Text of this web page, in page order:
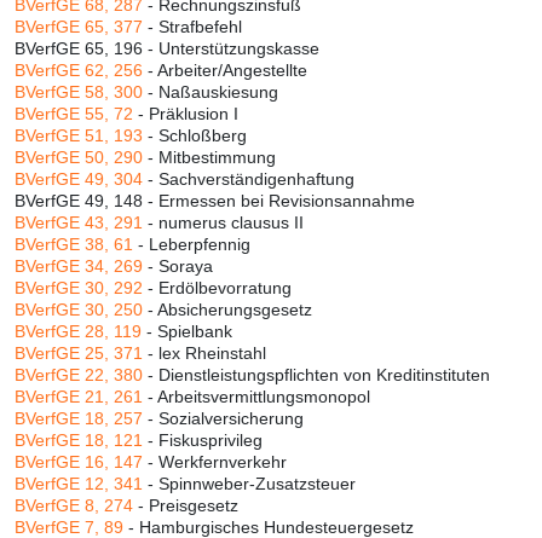
BVerfGE 68, 287 - Rechnungszinsfuß
BVerfGE 65, 377 - Strafbefehl
BVerfGE 65, 196 - Unterstützungskasse
BVerfGE 62, 256 - Arbeiter/Angestellte
BVerfGE 58, 300 - Naßauskiesung
BVerfGE 55, 72 - Präklusion I
BVerfGE 51, 193 - Schloßberg
BVerfGE 50, 290 - Mitbestimmung
BVerfGE 49, 304 - Sachverständigenhaftung
BVerfGE 49, 148 - Ermessen bei Revisionsannahme
BVerfGE 43, 291 - numerus clausus II
BVerfGE 38, 61 - Leberpfennig
BVerfGE 34, 269 - Soraya
BVerfGE 30, 292 - Erdölbevorratung
BVerfGE 30, 250 - Absicherungsgesetz
BVerfGE 28, 119 - Spielbank
BVerfGE 25, 371 - lex Rheinstahl
BVerfGE 22, 380 - Dienstleistungspflichten von Kreditinstituten
BVerfGE 21, 261 - Arbeitsvermittlungsmonopol
BVerfGE 18, 257 - Sozialversicherung
BVerfGE 18, 121 - Fiskusprivileg
BVerfGE 16, 147 - Werkfernverkehr
BVerfGE 12, 341 - Spinnweber-Zusatzsteuer
BVerfGE 8, 274 - Preisgesetz
BVerfGE 7, 89 - Hamburgisches Hundesteuergesetz